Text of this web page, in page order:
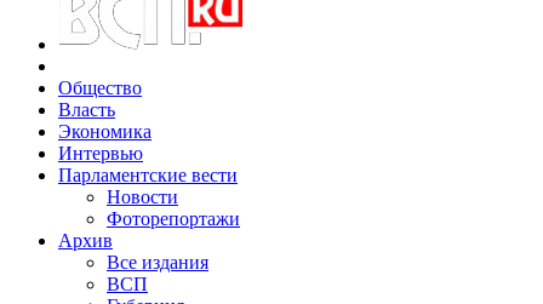
Общество
Власть
Экономика
Интервью
Парламентские вести
Новости
Фоторепортажи
Архив
Все издания
ВСП